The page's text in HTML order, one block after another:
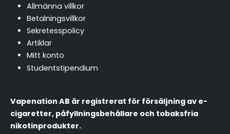
Allmänna villkor
Betalningsvillkor
Sekretesspolicy
Artiklar
Mitt konto
Studentstipendium
Vapenation AB är registrerat för försäljning av e-
cigaretter, påfyllningsbehållare och tobaksfria
nikotinprodukter.